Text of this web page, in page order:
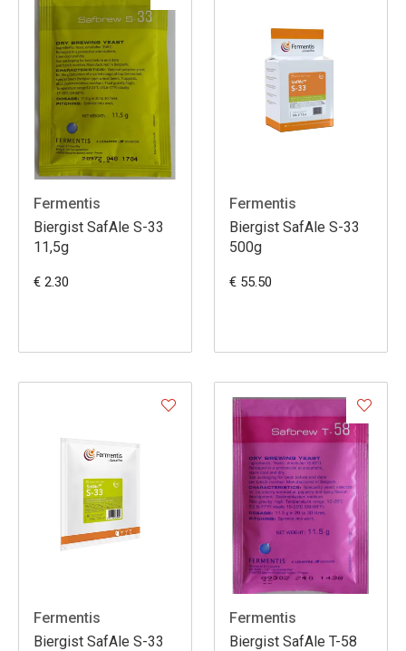
Fermentis
Biergist SafAle S-33
11,5g
€ 2.30
Fermentis
Biergist SafAle S-33
500g
€ 55.50
Fermentis
Biergist SafAle S-33
Fermentis
Biergist SafAle T-58